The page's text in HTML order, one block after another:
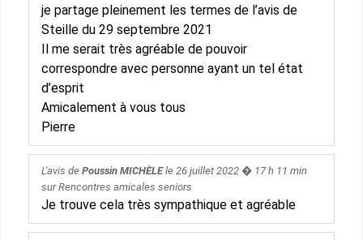
je partage pleinement les termes de l’avis de
Steille du 29 septembre 2021
Il me serait très agréable de pouvoir
correspondre avec personne ayant un tel état
d’esprit
Amicalement à vous tous
Pierre
L'avis de Poussin MICHÈLEle 26 juillet 2022� 17 h 11 min
surRencontres amicales seniors
Je trouve cela très sympathique et agréable